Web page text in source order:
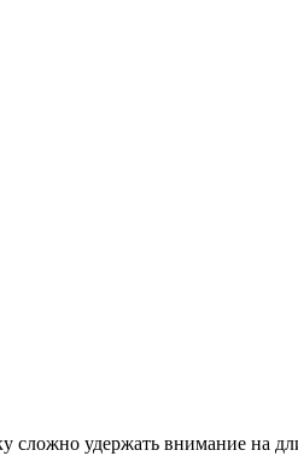
удержать внимание на